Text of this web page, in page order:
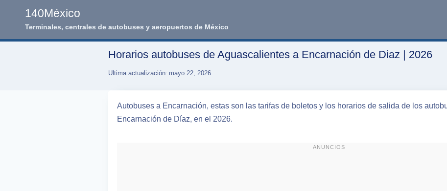
140México
Terminales, centrales de autobuses y aeropuertos de México
Horarios autobuses de Aguascalientes a Encarnación de Diaz | 2026
Ultima actualización: mayo 22, 2026
Autobuses a Encarnación, estas son las tarifas de boletos y los horarios de salida de los
Encarnación de Díaz, en el 2026.
ANUNCIOS